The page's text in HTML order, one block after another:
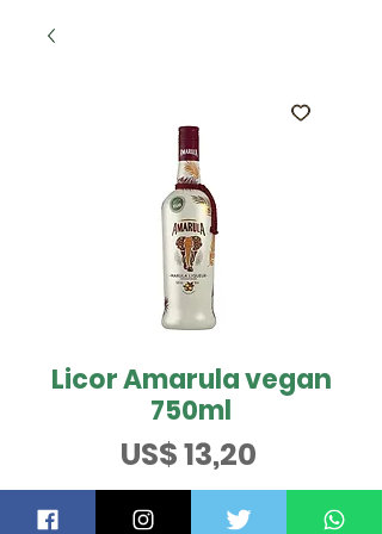
Licor Amarula vegan
750ml
US$ 13,20Preço
ESGOTADO